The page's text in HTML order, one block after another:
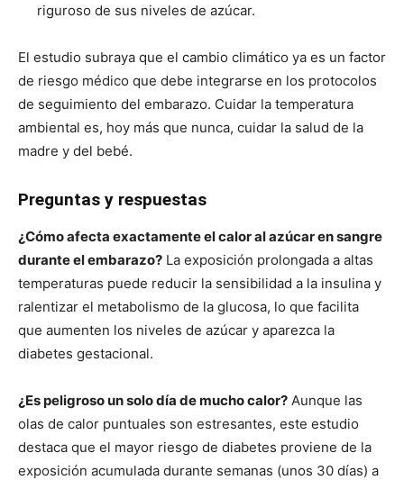
riguroso de sus niveles de azúcar.
El estudio subraya que el cambio climático ya es un factor
de riesgo médico que debe integrarse en los protocolos
de seguimiento del embarazo. Cuidar la temperatura
ambiental es, hoy más que nunca, cuidar la salud de la
madre y del bebé.
Preguntas y respuestas
¿Cómo afecta exactamente el calor al azúcar en sangre
durante el embarazo? La exposición prolongada a altas
temperaturas puede reducir la sensibilidad a la insulina y
ralentizar el metabolismo de la glucosa, lo que facilita
que aumenten los niveles de azúcar y aparezca la
diabetes gestacional.
¿Es peligroso un solo día de mucho calor? Aunque las
olas de calor puntuales son estresantes, este estudio
destaca que el mayor riesgo de diabetes proviene de la
exposición acumulada durante semanas (unos 30 días) a